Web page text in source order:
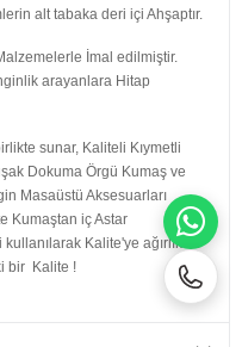
alt tabaka deri içi Ahşaptır.
İmal edilmiştir.
arayanlara Hitap
sunar, Kaliteli Kıymetli
Dokuma Örgü Kumaş ve
Masaüstü Aksesuarları
Kumaştan iç Astar
Kalite'ye ağırlık ve
bir Kalite !